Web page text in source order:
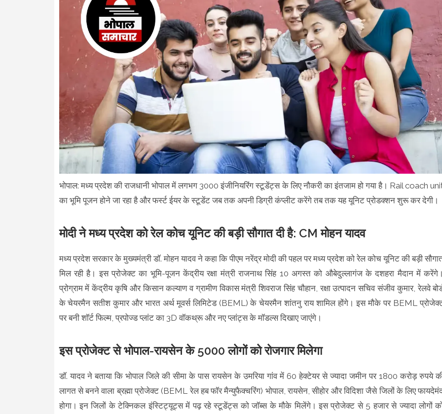
भोपाल: मध्य प्रदेश की राजधानी भोपाल में लगभग 3000 इंजीनियरिंग स्टूडेंट्स के लिए नौकरी का इंतजाम हो गया है। Rail coach
का भूमि पूजन होने जा रहा है और फर्स्ट ईयर के स्टूडेंट जब तक अपनी डिग्री कंप्लीट करेंगे तब तक यह यूनिट प्रोडक्शन शुरू कर देगी।
मोदी ने मध्य प्रदेश को रेल कोच यूनिट की बड़ी सौगात दी है: CM मोहन यादव
मध्य प्रदेश सरकार के मुख्यमंत्री डॉ. मोहन यादव ने कहा कि पीएम नरेंद्र मोदी की पहल पर मध्य प्रदेश को रेल कोच यूनिट की बड़ी
मिल रही है। इस प्रोजेक्ट का भूमि-पूजन केंद्रीय रक्षा मंत्री राजनाथ सिंह 10 अगस्त को औबेदुल्लागंज के दशहरा मैदान में
प्रोग्राम में केंद्रीय कृषि और किसान कल्याण व ग्रामीण विकास मंत्री शिवराज सिंह चौहान, रक्षा उत्पादन सचिव संजीव कुमार, रेलवे
के चेयरमैन सतीश कुमार और भारत अर्थ मूवर्स लिमिटेड (BEML) के चेयरमैन शांतनु राय शामिल होंगे। इस मौके पर BEML
पर बनी शॉर्ट फिल्म, प्रपोज्ड प्लांट का 3D वॉकथ्रू और नए प्लांट्स के मॉडल्स दिखाए जाएंगे।
इस प्रोजेक्ट से भोपाल-रायसेन के 5000 लोगों को रोजगार मिलेगा
डॉ. यादव ने बताया कि भोपाल जिले की सीमा के पास रायसेन के उमरिया गांव में 60 हेक्टेयर से ज्यादा जमीन पर 1800 करोड़ रुपये
लागत से बनने वाला ब्रह्मा प्रोजेक्ट (BEML रेल हब फॉर मैन्युफैक्चरिंग) भोपाल, रायसेन, सीहोर और विदिशा जैसे जिलों के लिए
होगा। इन जिलों के टेक्निकल इंस्टिट्यूट्स में पढ़ रहे स्टूडेंट्स को जॉब्स के मौके मिलेंगे। इस प्रोजेक्ट से 5 हजार से ज्यादा लोगों